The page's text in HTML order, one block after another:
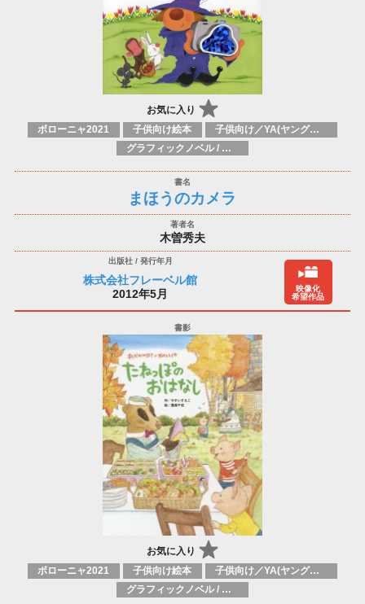
お気に入り
ボローニャ2021 子供向け絵本
子供向け／YA(ヤングアダルト)向け一般：芸術&芸術家
グラフィックノベル / コミックブック / 漫画：スタイル / 伝統
まほうのカメラ
木曽秀夫
株式会社フレーベル館
2012年5月
映像化
希望作品
お気に入り
ボローニャ2021 子供向け絵本
子供向け／YA(ヤングアダルト)向け一般：芸術&芸術家
グラフィックノベル / コミックブック / 漫画：スタイル / 伝統